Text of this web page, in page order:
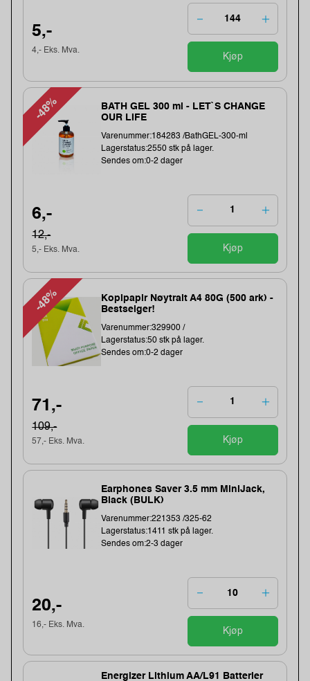
5,-
4,- Eks. Mva.
Kjøp
-48%
BATH GEL 300 ml - LET`S CHANGE
OUR LIFE
Varenummer:184283 /BathGEL-300-ml
Lagerstatus:2550 stk på lager.
Sendes om:0-2 dager
6,-
12,-
5,- Eks. Mva. Kjøp
-48%
Kopipapir Nøytralt A4 80G (500 ark) -
Bestselger!
Varenummer:329900 /
Lagerstatus:50 stk på lager.
Sendes om:0-2 dager
71,-
109,-
57,- Eks. Mva. Kjøp
Earphones Saver 3.5 mm MiniJack,
Black (BULK)
Varenummer:221353 /325-62
Lagerstatus:1411 stk på lager.
Sendes om:2-3 dager
20,-
16,- Eks. Mva.
Kjøp
Energizer Lithium AA/L91 Batterier